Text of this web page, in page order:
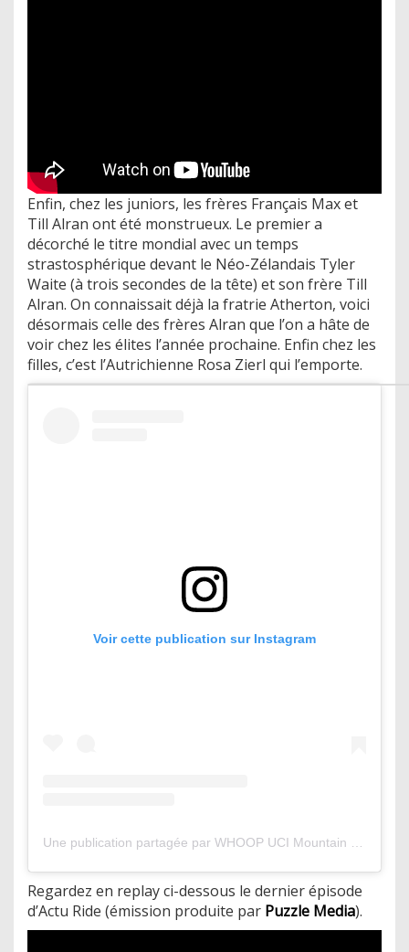
Enfin, chez les juniors, les frères Français Max et
Till Alran ont été monstrueux. Le premier a
décorché le titre mondial avec un temps
strastosphérique devant le Néo-Zélandais Tyler
Waite (à trois secondes de la tête) et son frère Till
Alran. On connaissait déjà la fratrie Atherton, voici
désormais celle des frères Alran que l’on a hâte de
voir chez les élites l’année prochaine. Enfin chez les
filles, c’est l’Autrichienne Rosa Zierl qui l’emporte.
Voir cette publication sur Instagram
Une publication partagée par WHOOP UCI Mountain Bike World Series (@uci_mtbworldseries)
Regardez en replay ci-dessous le dernier épisode
d’Actu Ride (émission produite par Puzzle Media).